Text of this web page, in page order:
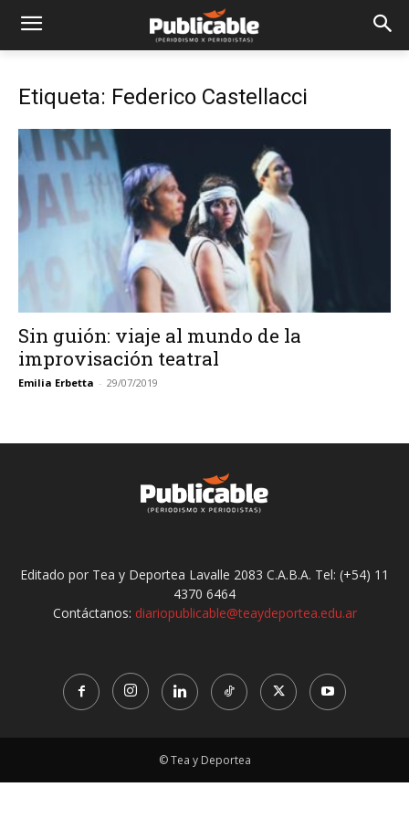
Etiqueta: Federico Castellacci
Sin guión: viaje al mundo de la
improvisación teatral
Emilia Erbetta - 29/07/2019
Editado por Tea y Deportea Lavalle 2083 C.A.B.A. Tel: (+54) 11
4370 6464
Contáctanos: diariopublicable@teaydeportea.edu.ar
© Tea y Deportea